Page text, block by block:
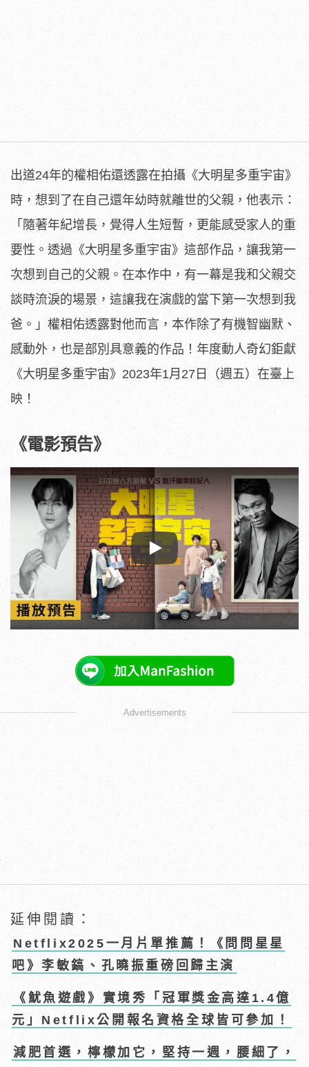
出道24年的權相佑還透露在拍攝《大明星多重宇宙》
時， 想到了在自己還年幼時就離世的父親，他表示：
「隨著年紀增長， 覺得人生短暫，更能感受家人的重
要性。透過《大明星多重宇宙》 這部作品，讓我第一
次想到自己的父親。在本作中， 有一幕是我和父親交
談時流淚的場景， 這讓我在演戲的當下第一次想到我
爸。」權相佑透露對他而言， 本作除了有機智幽默、
感動外，也是部別具意義的作品！ 年度動人奇幻鉅獻
《大明星多重宇宙》2023年1月27日（週五）在臺上
映！
《電影預告》
Play
Advertisements
延伸閱讀：
Netflix2025一月片單推薦！《問問星星
吧》李敏鎬、孔曉振重磅回歸主演
《魷魚遊戲》實境秀「冠軍獎金高達1.4億
元」Netflix公開報名資格全球皆可參加！
減肥首選，檸檬加它，堅持一週，腰細了，